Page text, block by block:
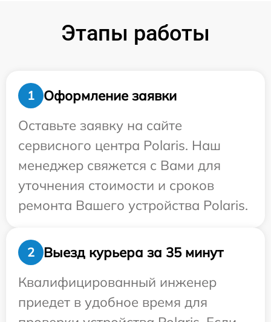
Этапы работы
1
Оформление заявки
Оставьте заявку на сайте
сервисного центра Polaris. Наш
менеджер свяжется с Вами для
уточнения стоимости и сроков
ремонта Вашего устройства Polaris.
2
Выезд курьера за 35 минут
Квалифицированный инженер
приедет в удобное время для